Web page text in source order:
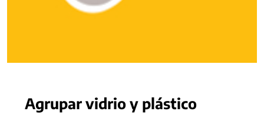
Agrupar vidrio y plástico